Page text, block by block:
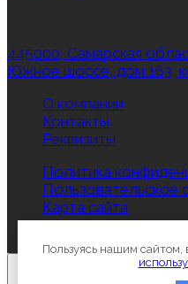
445000, Самарская
Южное шоссе, дом 163,
О компании
Контакты
Реквизиты
Политика
Пользовательское
Карта сайта
Все права защищены ©
Пользуясь нашим сайтом,